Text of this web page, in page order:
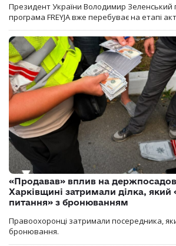
Президент України Володимир Зеленський
програма FREYJA вже перебуває на етапі
«Продавав» вплив на
Харківщині затримали ділка, який
питання» з бронюванням
Правоохоронці затримали посередника,
бронювання.